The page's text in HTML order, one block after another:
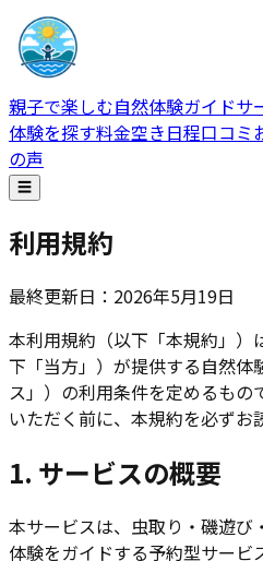
親子で楽しむ自然体験ガイドサ
体験を探す料金空き日程口コミ
の声
☰
利用規約
最終更新日： 2026年5月19日
本利用規約（以下「本規約」）
下「当方」）が提供する自然体
ス」）の利用条件を定めるもの
いただく前に、本規約を必ずお
1. サービスの概要
本サービスは、虫取り・磯遊び
体験をガイドする予約型サービ